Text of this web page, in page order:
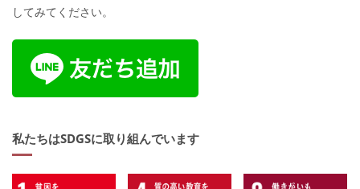
してみてください。
私たちはSDGSに取り組んでいます